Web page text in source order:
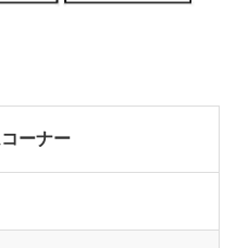
ーナー